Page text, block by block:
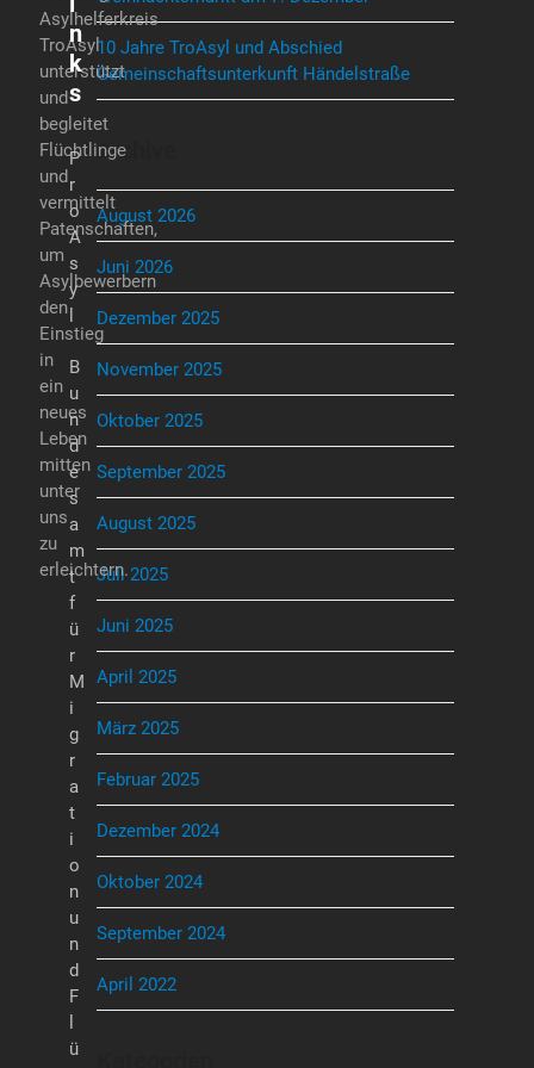
10 Jahre TroAsyl und Abschied
Gemeinschaftsunterkunft Händelstraße
Archive
August 2026
Juni 2026
Dezember 2025
November 2025
Oktober 2025
September 2025
August 2025
Juli 2025
Juni 2025
April 2025
März 2025
Februar 2025
Dezember 2024
Oktober 2024
September 2024
April 2022
Asylhelferkreis
TroAsyl
unterstützt
und
begleitet
Flüchtlinge
und
vermittelt
Patenschaften,
um
Asylbewerbern
den
Einstieg
in
ein
neues
Leben
mitten
unter
uns
zu
erleichtern.
n
k
s
P
r
o
A
s
y
B
u
n
d
e
s
a
m
t
f
ü
r
M
i
g
r
a
t
i
o
n
u
n
d
F
ü